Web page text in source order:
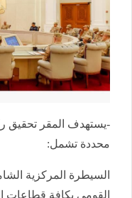
-يستهدف المقر تحقيق
محددة تشمل:
السيطرة المركزية
القومي بكافة قطاعات